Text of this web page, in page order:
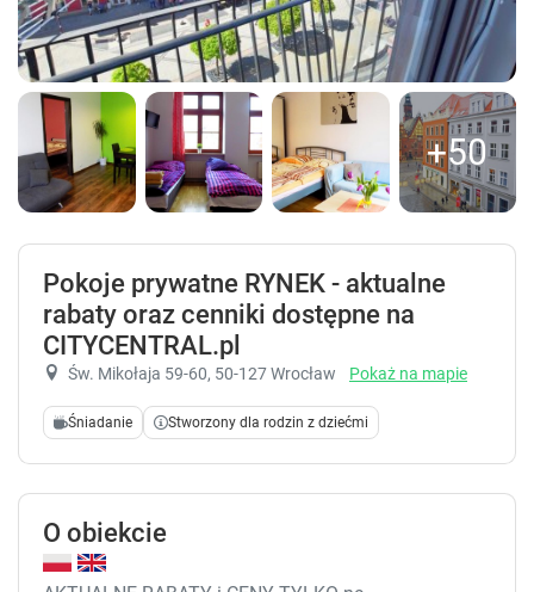
+50
Pokoje prywatne RYNEK - aktualne
rabaty oraz cenniki dostępne na
CITYCENTRAL.pl
Św. Mikołaja 59-60, 50-127 Wrocław Pokaż na mapie
Śniadanie Stworzony dla rodzin z dziećmi
O obiekcie